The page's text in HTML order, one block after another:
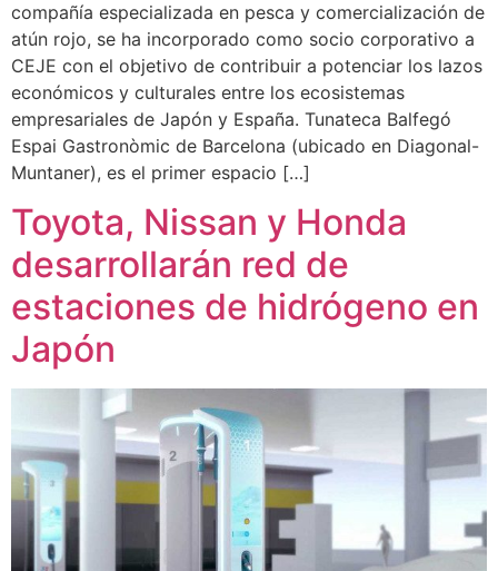
compañía especializada en pesca y comercialización de
atún rojo, se ha incorporado como socio corporativo a
CEJE con el objetivo de contribuir a potenciar los lazos
económicos y culturales entre los ecosistemas
empresariales de Japón y España. Tunateca Balfegó
Espai Gastronòmic de Barcelona (ubicado en Diagonal-
Muntaner), es el primer espacio […]
Toyota, Nissan y Honda
desarrollarán red de
estaciones de hidrógeno en
Japón